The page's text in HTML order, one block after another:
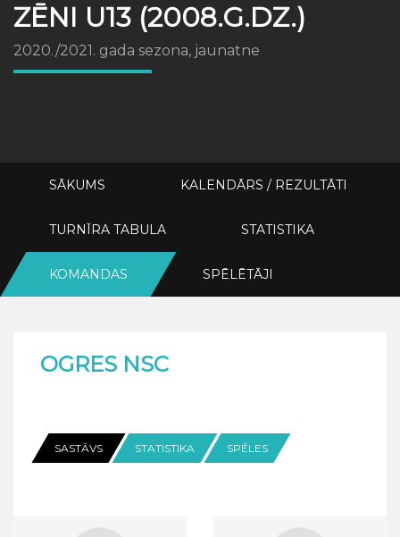
ZĒNI U13 (2008.G.DZ.)
2020./2021. gada sezona, jaunatne
SĀKUMS KALENDĀRS / REZULTĀTI
TURNĪRA TABULA STATISTIKA
KOMANDAS SPĒLĒTĀJI
OGRES NSC
SASTĀVS STATISTIKA SPĒLES